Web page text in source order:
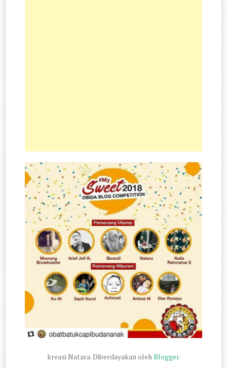
kreasi Natara. Diberdayakan oleh Blogger.